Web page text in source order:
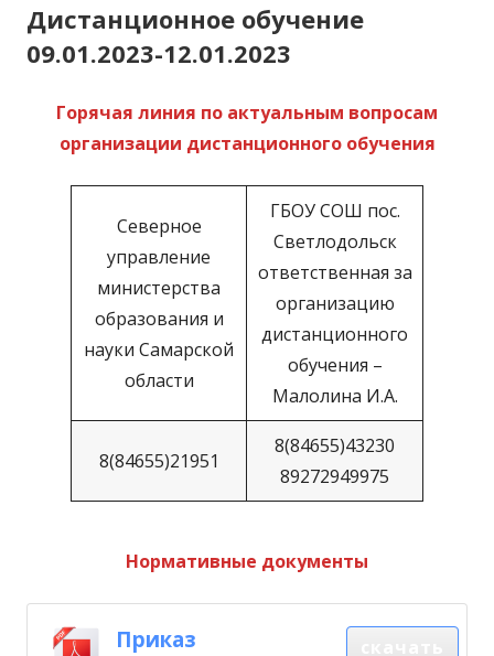
Дистанционное обучение
09.01.2023-12.01.2023
Горячая линия по актуальным вопросам
организации дистанционного обучения
Северное
управление
министерства
образования и
науки Самарской
области
ГБОУ СОШ пос.
Светлодольск
ответственная за
организацию
дистанционного
обучения –
Малолина И.А.
8(84655)21951
8(84655)43230
89272949975
Нормативные документы
Приказ